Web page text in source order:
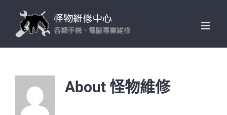
content
About 怪物維修